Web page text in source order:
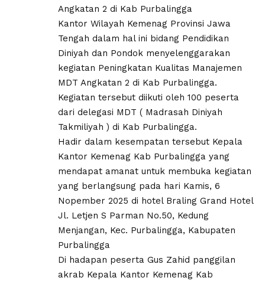
Angkatan 2 di Kab Purbalingga
Kantor Wilayah Kemenag Provinsi Jawa
Tengah dalam hal ini bidang Pendidikan
Diniyah dan Pondok menyelenggarakan
kegiatan Peningkatan Kualitas Manajemen
MDT Angkatan 2 di Kab Purbalingga.
Kegiatan tersebut diikuti oleh 100 peserta
dari delegasi MDT ( Madrasah Diniyah
Takmiliyah ) di Kab Purbalingga.
Hadir dalam kesempatan tersebut Kepala
Kantor Kemenag Kab Purbalingga yang
mendapat amanat untuk membuka kegiatan
yang berlangsung pada hari Kamis, 6
Nopember 2025 di hotel Braling Grand Hotel
Jl. Letjen S Parman No.50, Kedung
Menjangan, Kec. Purbalingga, Kabupaten
Purbalingga
Di hadapan peserta Gus Zahid panggilan
akrab Kepala Kantor Kemenag Kab